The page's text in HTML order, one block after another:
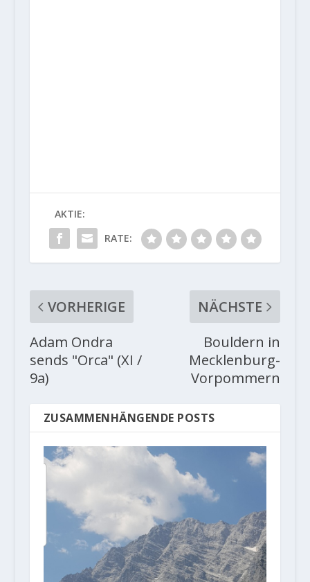
AKTIE:
RATE:
VORHERIGE
Adam Ondra
sends "Orca" (XI /
9a)
NÄCHSTE
Bouldern in
Mecklenburg-
Vorpommern
ZUSAMMENHÄNGENDE POSTS